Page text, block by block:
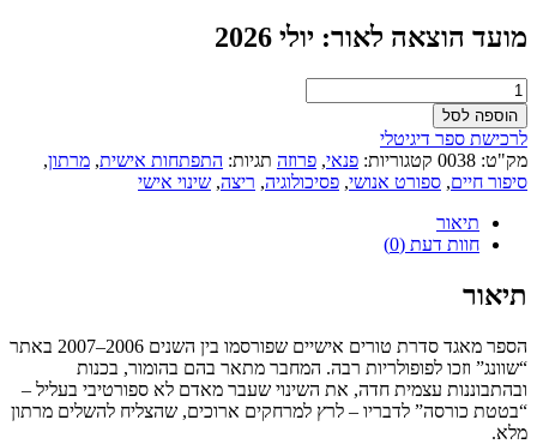
מועד הוצאה לאור: יולי 2026
כמות
של
מהירות
האור
-
מסע
אישי
מבטטת
לרץ
הוספה לסל
לרכישת ספר דיגיטלי
מק"ט: 0038 קטגוריות: פנאי, פרוזה תגיות: התפתחות אישית, מרתון,
סיפור חיים, ספורט אנושי, פסיכולוגיה, ריצה, שינוי אישי
תיאור
חוות דעת (0)
תיאור
הספר מאגד סדרת טורים אישיים שפורסמו בין השנים 2006–2007 באתר
“שוונג” וזכו לפופולריות רבה. המחבר מתאר בהם בהומור, בכנות
ובהתבוננות עצמית חדה, את השינוי שעבר מאדם לא ספורטיבי בעליל –
“בטטת כורסה” לדבריו – לרץ למרחקים ארוכים, שהצליח להשלים מרתון
מלא.